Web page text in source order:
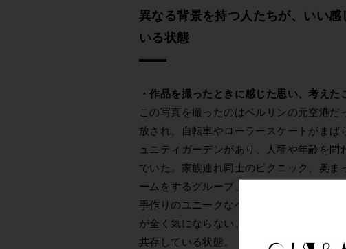
異なる背景を持つ人たちが、いい
いる状態
・作品を撮ったときに感じた思い、考えた
この写真を撮ったのはベルリンの元空港
放され、自転車やローラースケートがまば
ュニティガーデンがあり、人種や年齢を
でいた。家族連れ同士のピクニック、奥
ームをするグループ、寝転がって新聞を
手作りのユニークなベンチに座っていた。
が全く気にならない。異なる背景を持つ
共存している状態。「どうやって共存する